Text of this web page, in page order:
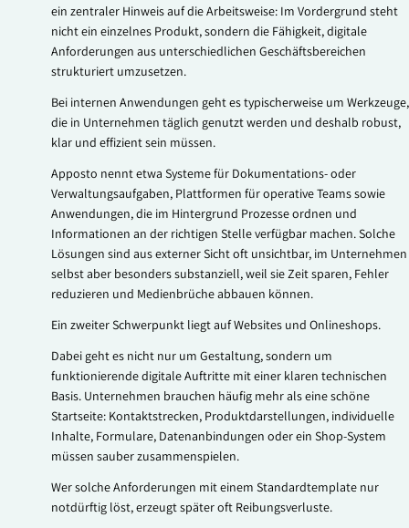
ein zentraler Hinweis auf die Arbeitsweise: Im Vordergrund steht
nicht ein einzelnes Produkt, sondern die Fähigkeit, digitale
Anforderungen aus unterschiedlichen Geschäftsbereichen
strukturiert umzusetzen.
Bei internen Anwendungen geht es typischerweise um Werkzeuge,
die in Unternehmen täglich genutzt werden und deshalb robust,
klar und effizient sein müssen.
Apposto nennt etwa Systeme für Dokumentations- oder
Verwaltungsaufgaben, Plattformen für operative Teams sowie
Anwendungen, die im Hintergrund Prozesse ordnen und
Informationen an der richtigen Stelle verfügbar machen. Solche
Lösungen sind aus externer Sicht oft unsichtbar, im Unternehmen
selbst aber besonders substanziell, weil sie Zeit sparen, Fehler
reduzieren und Medienbrüche abbauen können.
Ein zweiter Schwerpunkt liegt auf Websites und Onlineshops.
Dabei geht es nicht nur um Gestaltung, sondern um
funktionierende digitale Auftritte mit einer klaren technischen
Basis. Unternehmen brauchen häufig mehr als eine schöne
Startseite: Kontaktstrecken, Produktdarstellungen, individuelle
Inhalte, Formulare, Datenanbindungen oder ein Shop-System
müssen sauber zusammenspielen.
Wer solche Anforderungen mit einem Standardtemplate nur
notdürftig löst, erzeugt später oft Reibungsverluste.